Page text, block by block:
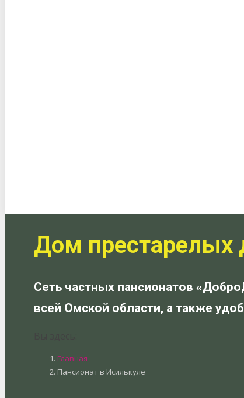
Дом
Сеть частных пансионатов
всей Омской области, а также
Главная
Пансионат в Исилькуле